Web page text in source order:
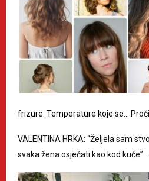
frizure. Temperature koje se…
VALENTINA HRKA: “Željela sam
svaka žena osjećati kao kod kuće”